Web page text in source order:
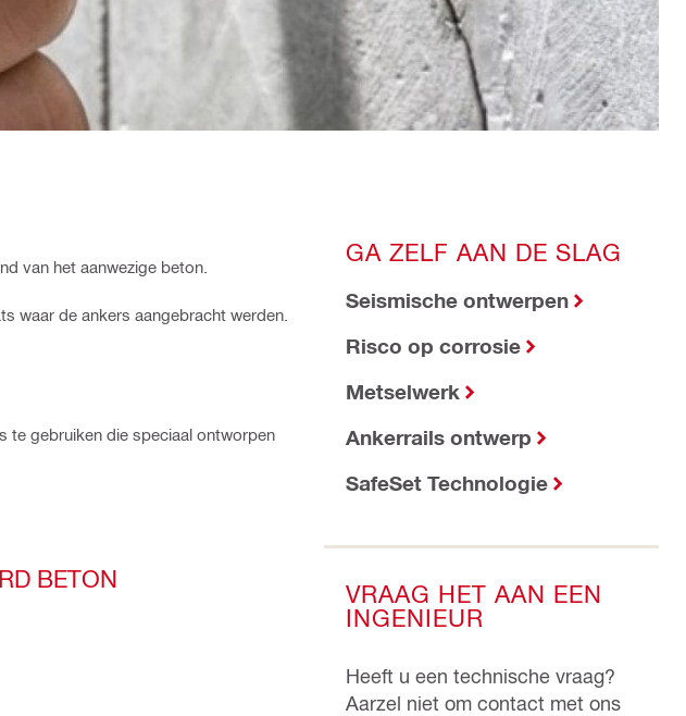
van het aanwezige beton.
waar de ankers aangebracht werden.
te gebruiken die speciaal ontworpen
BETON
GA ZELF AAN DE SLAG
Seismische ontwerpen
Risco op corrosie
Metselwerk
Ankerrails ontwerp
SafeSet Technologie
VRAAG HET AAN EEN
INGENIEUR
Heeft u een technische vraag?
Aarzel niet om contact met ons